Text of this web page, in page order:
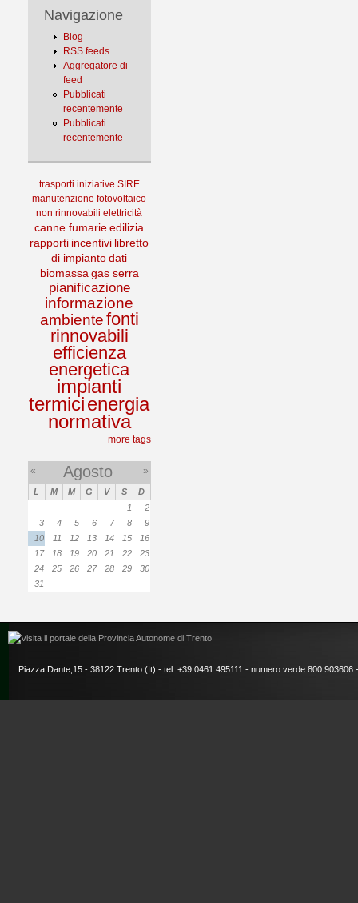
Navigazione
Blog
RSS feeds
Aggregatore di
feed
Pubblicati
recentemente
Pubblicati
recentemente
trasporti iniziative SIRE
manutenzione fotovoltaico
non rinnovabili elettricità
canne fumarie edilizia
rapporti incentivi libretto
di impianto dati
biomassa gas serra
pianificazione
informazione
ambientefonti
rinnovabili
efficienza
energetica
impianti
termicienergia
normativa
more tags
« Agosto »
L M M G V S
D
1
2
3
4 5 6 7 8
9
10
11 12 13 14 15
16
17
18 19 20 21 22
23
24
25 26 27 28 29
30
31
Piazza Dante,15 - 38122 Trento (It) - tel. +39 0461 495111 - numero verde 800 903606